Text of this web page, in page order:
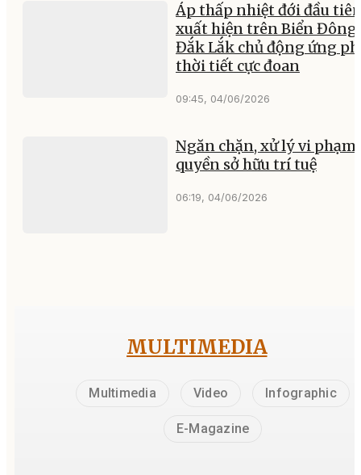
Áp thấp nhiệt đới đầu
xuất hiện trên Biển Đông,
Đắk Lắk chủ động ứng
thời tiết cực đoan
09:45, 04/06/2026
Ngăn chặn, xử lý vi phạm
quyền sở hữu trí tuệ
06:19, 04/06/2026
MULTIMEDIA
Multimedia Video Infographic
E-Magazine